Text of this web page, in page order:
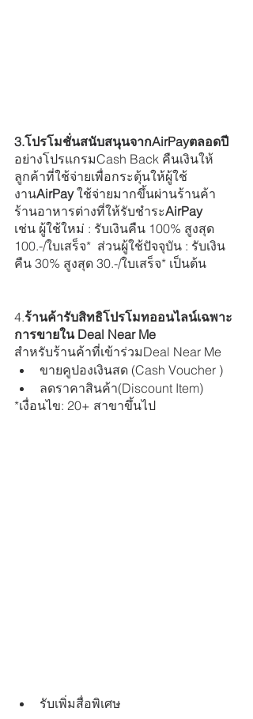
3.โปรโมชั่นสนับสนุนจากAirPayตลอดปี
อย่างโปรแกรมCash Back คืนเงินให้
ลูกค้าที่ใช้จ่ายเพื่อกระตุ้นให้ผู้ใช้
งานAirPay ใช้จ่ายมากขึ้นผ่านร้านค้า
ร้านอาหารต่างที่ให้รับชำระAirPay
เช่น ผู้ใช้ใหม่ : รับเงินคืน 100% สูงสุด
100.-/ใบเสร็จ*  ส่วนผู้ใช้ปัจจุบัน : รับเงิน
คืน 30% สูงสุด 30.-/ใบเสร็จ* เป็นต้น
4.ร้านค้ารับสิทธิโปรโมทออนไลน์เฉพาะ
การขายใน Deal Near Me
สำหรับร้านค้าที่เข้าร่วมDeal Near Me
ขายคูปองเงินสด (Cash Voucher )
ลดราคาสินค้า(Discount Item)
*เงื่อนไข: 20+ สาขาขึ้นไป
รับเพิ่มสื่อพิเศษ